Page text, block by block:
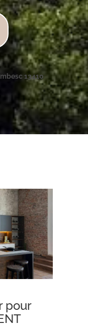
13410
pour